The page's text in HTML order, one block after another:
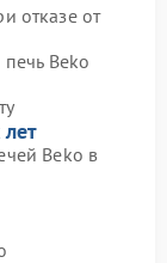
отказе от
Beko
Beko в